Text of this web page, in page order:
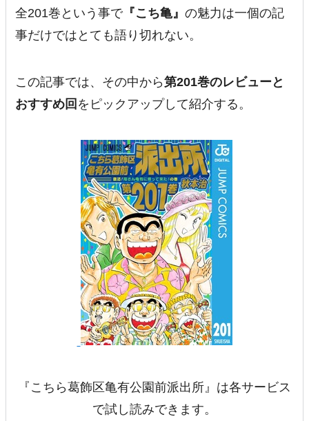
全201巻という事で『こち亀』の魅力は一個の記
事だけではとても語り切れない。
この記事では、その中から第201巻のレビューと
おすすめ回 をピックアップして紹介する。
『こちら葛飾区亀有公園前派出所』は各サービス
で試し読みできます。